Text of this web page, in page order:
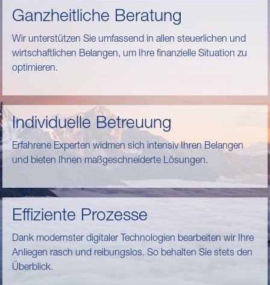
Ganzheitliche Beratung
Wir unterstützen Sie umfassend in allen steuerlichen und
wirtschaftlichen Belangen, um Ihre finanzielle Situation zu
optimieren.
Individuelle Betreuung
Erfahrene Experten widmen sich intensiv Ihren Belangen
und bieten Ihnen maßgeschneiderte Lösungen.
Effiziente Prozesse
Dank modernster digitaler Technologien bearbeiten wir Ihre
Anliegen rasch und reibungslos. So behalten Sie stets den
Überblick.